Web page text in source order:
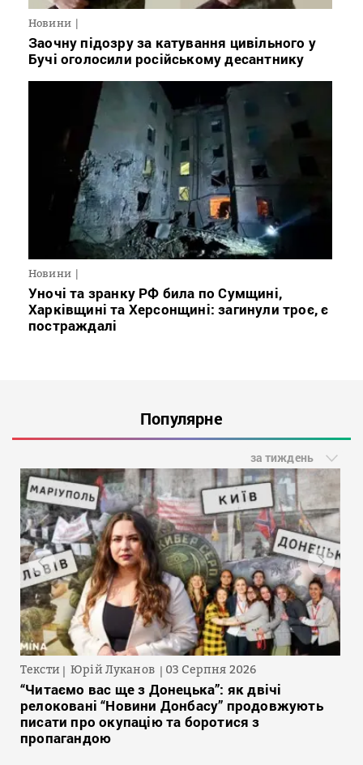
Новини
Заочну підозру за катування цивільного у
Бучі оголосили російському десантнику
Новини
Уночі та зранку РФ била по Сумщині,
Харківщині та Херсонщині: загинули троє, є
постраждалі
Популярне
за тиждень
Тексти Юрій Луканов 03 Серпня 2026
“Читаємо вас ще з Донецька”: як двічі
релоковані “Новини Донбасу” продовжують
писати про окупацію та боротися з
пропагандою